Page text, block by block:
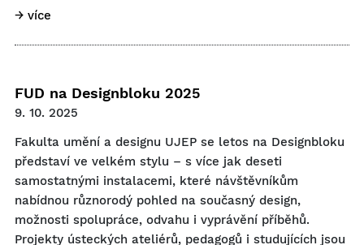
→ více
FUD na Designbloku 2025
9. 10. 2025
Fakulta umění a designu UJEP se letos na Designbloku
představí ve velkém stylu – s více jak deseti
samostatnými instalacemi, které návštěvníkům
nabídnou různorodý pohled na současný design,
možnosti spolupráce, odvahu i vyprávění příběhů.
Projekty ústeckých ateliérů, pedagogů i studujících jsou